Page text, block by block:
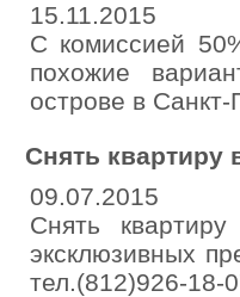
15.11.2015
C комиссией
похожие
острове в
Снять
09.07.2015
Снять
эксклюзивных
тел.(812)926-18-